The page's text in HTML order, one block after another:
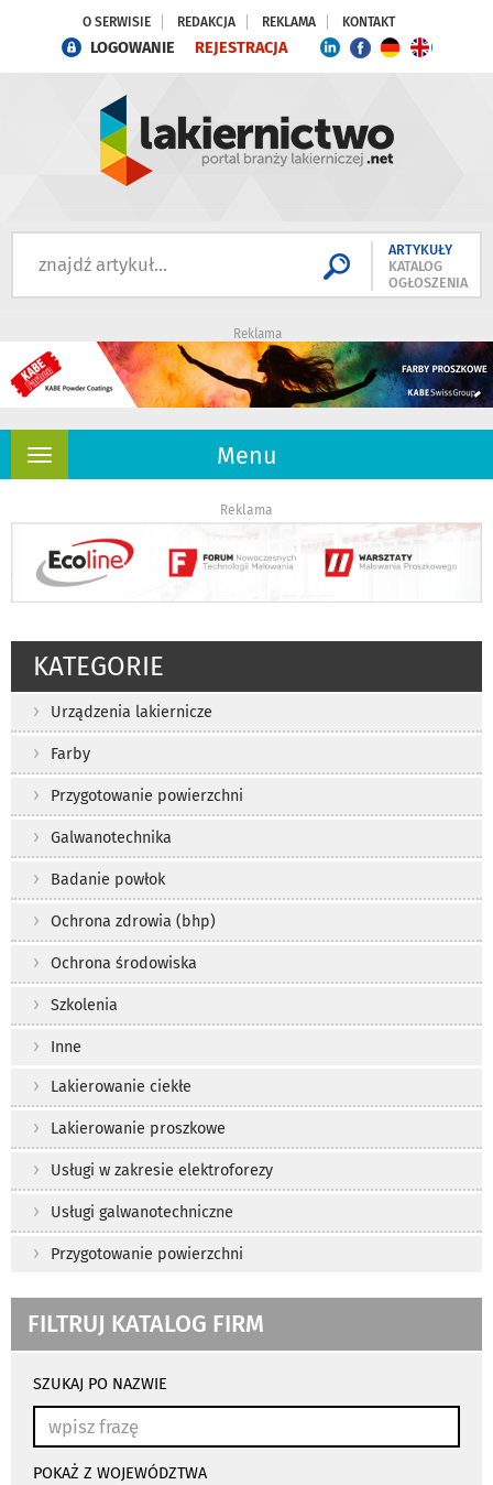
O SERWISIE REDAKCJA REKLAMA KONTAKT
LOGOWANIE REJESTRACJA
ARTYKUŁY
KATALOG
OGŁOSZENIA
Reklama
Menu
Rozwiń
Reklama
KATEGORIE
Urządzenia lakiernicze
Farby
Przygotowanie powierzchni
Galwanotechnika
Badanie powłok
Ochrona zdrowia (bhp)
Ochrona środowiska
Szkolenia
Inne
Lakierowanie ciekłe
Lakierowanie proszkowe
Usługi w zakresie elektroforezy
Usługi galwanotechniczne
Przygotowanie powierzchni
FILTRUJ KATALOG FIRM
wyszukiwania
automatycznie
SZUKAJ PO NAZWIE
POKAŻ Z WOJEWÓDZTWA